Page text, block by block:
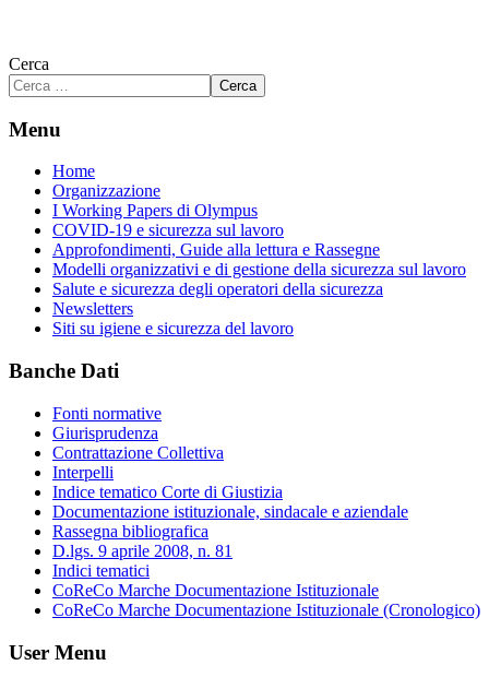
Cerca
Cerca
Menu
Home
Organizzazione
I Working Papers di Olympus
COVID-19 e sicurezza sul lavoro
Approfondimenti, Guide alla lettura e Rassegne
Modelli organizzativi e di gestione della sicurezza sul lavoro
Salute e sicurezza degli operatori della sicurezza
Newsletters
Siti su igiene e sicurezza del lavoro
Banche Dati
Fonti normative
Giurisprudenza
Contrattazione Collettiva
Interpelli
Indice tematico Corte di Giustizia
Documentazione istituzionale, sindacale e aziendale
Rassegna bibliografica
D.lgs. 9 aprile 2008, n. 81
Indici tematici
CoReCo Marche Documentazione Istituzionale
CoReCo Marche Documentazione Istituzionale (Cronologico)
User Menu